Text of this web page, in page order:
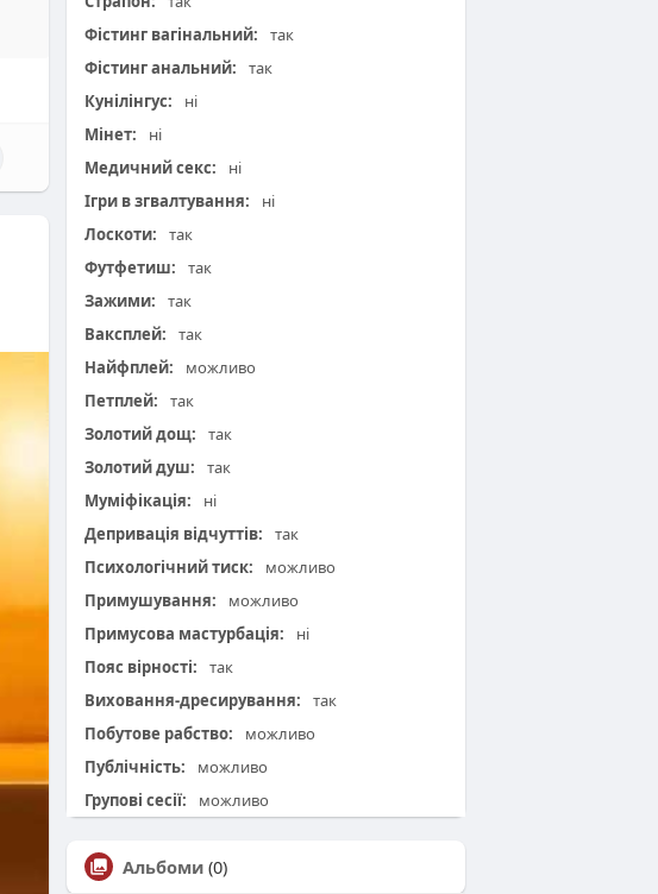
Фістинг вагінальний:
так
Фістинг анальний:
так
Кунілінгус:
ні
Мінет:
ні
Медичний секс:
ні
Ігри в згвалтування:
ні
Лоскоти:
так
Футфетиш:
так
Зажими:
так
Ваксплей:
так
Найфплей:
можливо
Петплей:
так
Золотий дощ:
так
Золотий душ:
так
Муміфікація:
ні
Депривація відчуттів:
так
Психологічний тиск:
можливо
Примушування:
можливо
Примусова мастурбація:
ні
Пояс вірності:
так
Виховання-дресирування:
так
Побутове рабство:
можливо
Публічність:
можливо
Групові сесії:
можливо
Альбоми (0)